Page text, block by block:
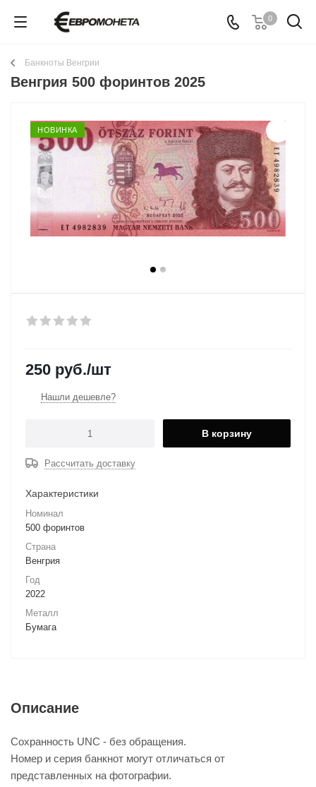
0
Банкноты Венгрии
Венгрия 500 форинтов 2025
НОВИНКА
250 руб./шт
Нашли дешевле?
В корзину
Рассчитать доставку
Характеристики
Номинал
500 форинтов
Страна
Венгрия
Год
2022
Металл
Бумага
Описание
Сохранность UNC - без обращения.
Номер и серия банкнот могут отличаться от
представленных на фотографии.